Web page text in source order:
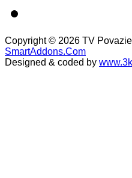
Copyright © 2026 TV
SmartAddons.Com
Designed & coded by